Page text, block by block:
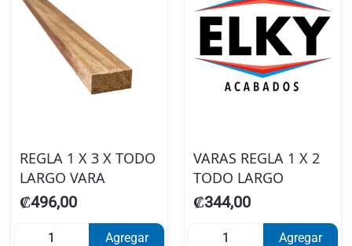
REGLA 1 X 3 X TODO
LARGO VARA
₡496,00
Agregar
VARAS REGLA 1 X 2
TODO LARGO
₡344,00
Agregar